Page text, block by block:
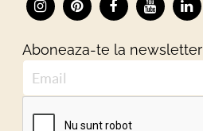
Aboneaza-te la newsletter